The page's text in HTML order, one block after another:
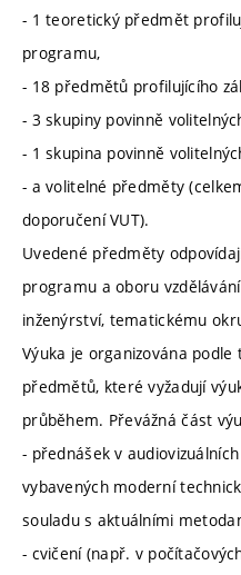
- 1 teoretický předmět
programu,
- 18 předmětů profilujícího
- 3 skupiny povinně
- 1 skupina povinně
- a volitelné předměty
doporučení VUT).
Uvedené předměty
programu a oboru
inženýrství, tematickému
Výuka je organizována
předmětů, které vyžadují
průběhem. Převážná část
- přednášek v
vybavených moderní
souladu s aktuálními
- cvičení (např. v